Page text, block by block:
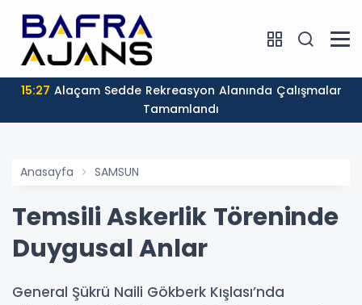
15:27
Tamamlandı
Anasayfa SAMSUN
Temsili Askerlik Töreninde
Duygusal Anlar
General Şükrü Naili Gökberk Kışlası’nda